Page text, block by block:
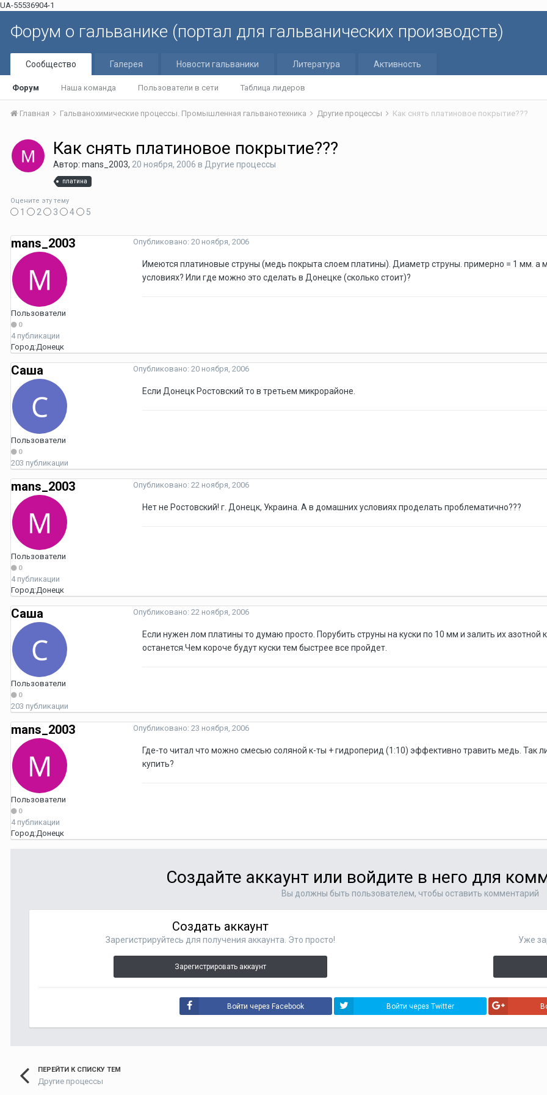
UA-55536904-1
Форум о гальванике (портал для гальванических производств)
Сообщество
Форум Наша команда Пользователи в сети Таблица лидеров
Галерея Новости гальваники Литература Активность
Главная Гальванохимические процессы. Промышленная гальванотехника Другие процессы Как снять платиновое покрытие???
Как снять платиновое покрытие???
Автор: mans_2003, 20 ноября, 2006 в Другие процессы
платина
Оцените эту тему
1 2 3 4 5
mans_2003
Пользователи
0
4 публикации
Город:Донецк
Опубликовано: 20 ноября, 2006
Имеются платиновые струны (медь покрыта слоем платины). Диаметр струны. примерно = 1 мм. а
условиях? Или где можно это сделать в Донецке (сколько стоит)?
Саша
Пользователи
0
203 публикации
Опубликовано: 20 ноября, 2006
Если Донецк Ростовский то в третьем микрорайоне.
mans_2003
Пользователи
0
4 публикации
Город:Донецк
Опубликовано: 22 ноября, 2006
Нет не Ростовский! г. Донецк, Украина. А в домашних условиях проделать проблематично???
Саша
Пользователи
0
203 публикации
Опубликовано: 22 ноября, 2006
Если нужен лом платины то думаю просто. Порубить струны на куски по 10 мм и залить их азотной
останется.Чем короче будут куски тем быстрее все пройдет.
mans_2003
Пользователи
0
4 публикации
Город:Донецк
Опубликовано: 23 ноября, 2006
Где-то читал что можно смесью соляной к-ты + гидроперид (1:10) эффективно травить медь. Так
купить?
Создайте аккаунт или войдите в него для
Вы должны быть пользователем, чтобы оставить комментарий
Создать аккаунт
Зарегистрируйтесь для получения аккаунта. Это просто!
Зарегистрировать аккаунт
Уже
Войти через Facebook Войти через Twitter
ПЕРЕЙТИ К СПИСКУ ТЕМ
Другие процессы